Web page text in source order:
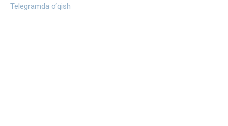
Telegramda o‘qish